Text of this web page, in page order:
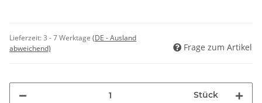
Lieferzeit:3 - 7 Werktage (DE - Ausland
abweichend)
Frage zum Artikel
Stück